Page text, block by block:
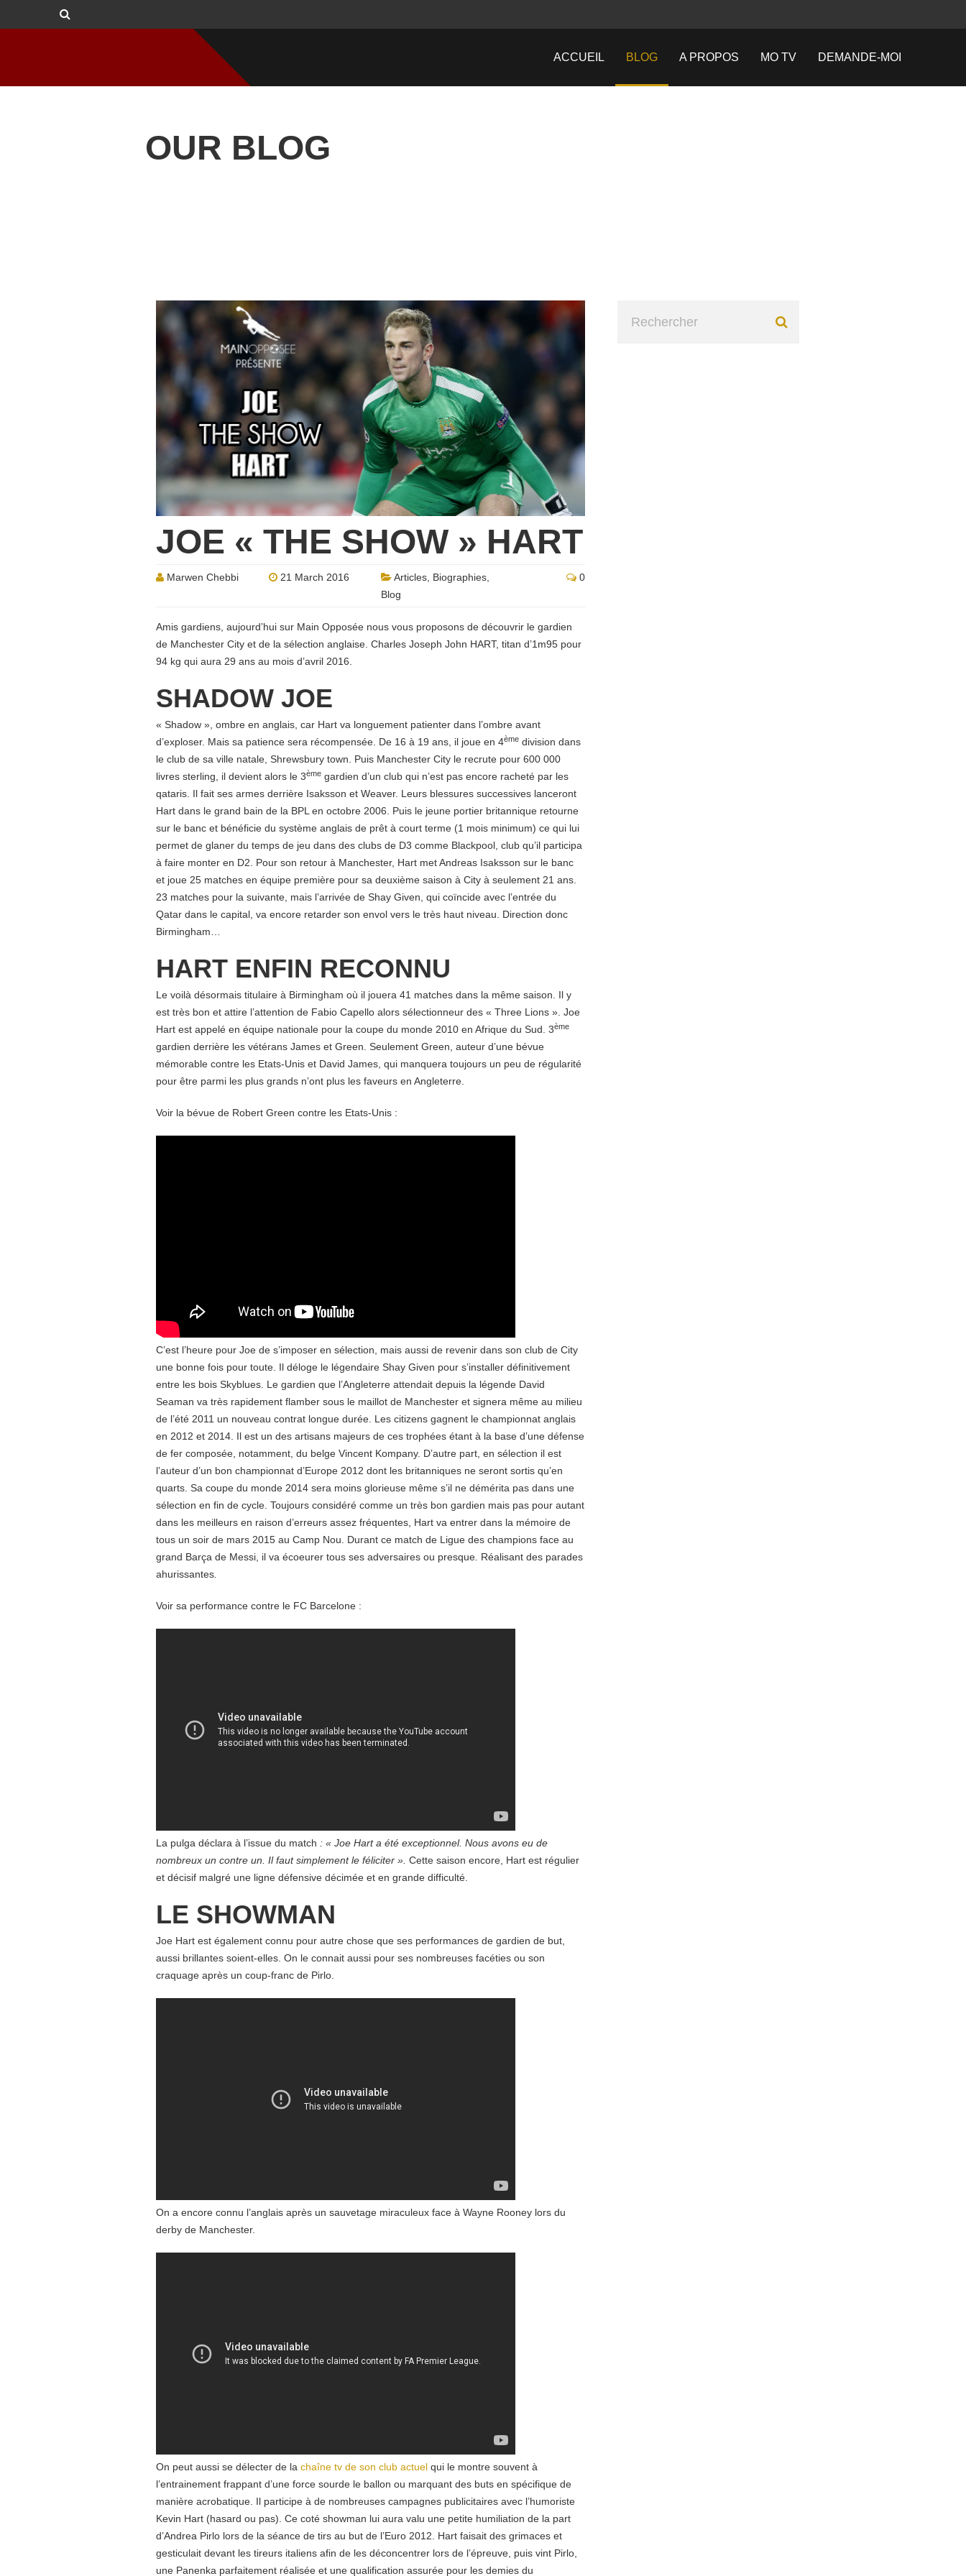
ACCUEIL BLOG A PROPOS MO TV DEMANDE-MOI
OUR BLOG
JOE « THE SHOW » HART
Marwen Chebbi 21 March 2016 Articles Biographies
Blog
0
Amis gardiens, aujourd’hui sur Main Opposée nous vous proposons de découvrir le gardien
de Manchester City et de la sélection anglaise. Charles Joseph John HART, titan d’1m95 pour
94 kg qui aura 29 ans au mois d’avril 2016.
SHADOW JOE
« Shadow », ombre en anglais, car Hart va longuement patienter dans l’ombre avant
d’exploser. Mais sa patience sera récompensée. De 16 à 19 ans, il joue en 4ème division dans
le club de sa ville natale, Shrewsbury town. Puis Manchester City le recrute pour 600 000
livres sterling, il devient alors le 3ème gardien d’un club qui n’est pas encore racheté par les
qataris. Il fait ses armes derrière Isaksson et Weaver. Leurs blessures successives lanceront
Hart dans le grand bain de la BPL en octobre 2006. Puis le jeune portier britannique retourne
sur le banc et bénéficie du système anglais de prêt à court terme (1 mois minimum) ce qui lui
permet de glaner du temps de jeu dans des clubs de D3 comme Blackpool, club qu’il participa
à faire monter en D2. Pour son retour à Manchester, Hart met Andreas Isaksson sur le banc
et joue 25 matches en équipe première pour sa deuxième saison à City à seulement 21 ans.
23 matches pour la suivante, mais l’arrivée de Shay Given, qui coïncide avec l’entrée du
Qatar dans le capital, va encore retarder son envol vers le très haut niveau. Direction donc
Birmingham…
HART ENFIN RECONNU
Le voilà désormais titulaire à Birmingham où il jouera 41 matches dans la même saison. Il y
est très bon et attire l’attention de Fabio Capello alors sélectionneur des « Three Lions ». Joe
Hart est appelé en équipe nationale pour la coupe du monde 2010 en Afrique du Sud. 3ème
gardien derrière les vétérans James et Green. Seulement Green, auteur d’une bévue
mémorable contre les Etats-Unis et David James, qui manquera toujours un peu de régularité
pour être parmi les plus grands n’ont plus les faveurs en Angleterre.
Voir la bévue de Robert Green contre les Etats-Unis :
C’est l’heure pour Joe de s’imposer en sélection, mais aussi de revenir dans son club de City
une bonne fois pour toute. Il déloge le légendaire Shay Given pour s’installer définitivement
entre les bois Skyblues. Le gardien que l’Angleterre attendait depuis la légende David
Seaman va très rapidement flamber sous le maillot de Manchester et signera même au milieu
de l’été 2011 un nouveau contrat longue durée. Les citizens gagnent le championnat anglais
en 2012 et 2014. Il est un des artisans majeurs de ces trophées étant à la base d’une défense
de fer composée, notamment, du belge Vincent Kompany. D’autre part, en sélection il est
l’auteur d’un bon championnat d’Europe 2012 dont les britanniques ne seront sortis qu’en
quarts. Sa coupe du monde 2014 sera moins glorieuse même s’il ne démérita pas dans une
sélection en fin de cycle. Toujours considéré comme un très bon gardien mais pas pour autant
dans les meilleurs en raison d’erreurs assez fréquentes, Hart va entrer dans la mémoire de
tous un soir de mars 2015 au Camp Nou. Durant ce match de Ligue des champions face au
grand Barça de Messi, il va écoeurer tous ses adversaires ou presque Réalisant des parades
ahurissantes
Voir sa performance contre le FC Barcelone :
La pulga déclara à l’issue du match : « Joe Hart a été exceptionnel. Nous avons eu de
nombreux un contre un. Il faut simplement le féliciter » Cette saison encore, Hart est régulier
et décisif malgré une ligne défensive décimée et en grande difficulté.
LE SHOWMAN
Joe Hart est également connu pour autre chose que ses performances de gardien de but,
aussi brillantes soient-elles. On le connait aussi pour ses nombreuses facéties ou son
craquage après un coup-franc de Pirlo.
On a encore connu l’anglais après un sauvetage miraculeux face à Wayne Rooney lors du
derby de Manchester.
On peut aussi se délecter de la chaîne tv de son club actuel qui le montre souvent à
l’entrainement frappant d’une force sourde le ballon ou marquant des buts en spécifique de
manière acrobatique. Il participe à de nombreuses campagnes publicitaires avec l’humoriste
Kevin Hart (hasard ou pas). Ce coté showman lui aura valu une petite humiliation de la part
d’Andrea Pirlo lors de la séance de tirs au but de l’Euro 2012. Hart faisait des grimaces et
gesticulait devant les tireurs italiens afin de les déconcentrer lors de l’épreuve, puis vint Pirlo,
une Panenka parfaitement réalisée et une qualification assurée pour les demies du